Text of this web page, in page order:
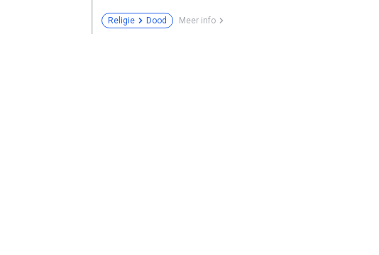
Religie Dood Meer info